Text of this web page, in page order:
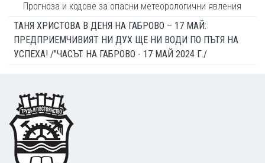
Прогноза и кодове за опасни метеорологични явления
ТАНЯ ХРИСТОВА В ДЕНЯ НА ГАБРОВО – 17 МАЙ:
ПРЕДПРИЕМЧИВИЯТ НИ ДУХ ЩЕ НИ ВОДИ ПО ПЪТЯ НА
УСПЕХА! /"ЧАСЪТ НА ГАБРОВО - 17 МАЙ 2024 Г./
Footer